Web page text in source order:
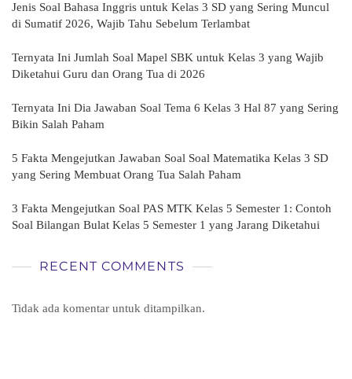
Jenis Soal Bahasa Inggris untuk Kelas 3 SD yang Sering Muncul
di Sumatif 2026, Wajib Tahu Sebelum Terlambat
Ternyata Ini Jumlah Soal Mapel SBK untuk Kelas 3 yang Wajib
Diketahui Guru dan Orang Tua di 2026
Ternyata Ini Dia Jawaban Soal Tema 6 Kelas 3 Hal 87 yang Sering
Bikin Salah Paham
5 Fakta Mengejutkan Jawaban Soal Soal Matematika Kelas 3 SD
yang Sering Membuat Orang Tua Salah Paham
3 Fakta Mengejutkan Soal PAS MTK Kelas 5 Semester 1: Contoh
Soal Bilangan Bulat Kelas 5 Semester 1 yang Jarang Diketahui
RECENT COMMENTS
Tidak ada komentar untuk ditampilkan.